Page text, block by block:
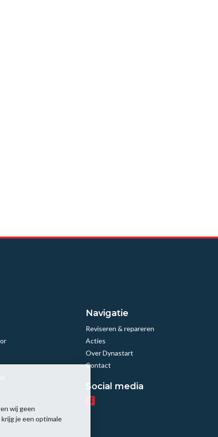
wij geen
je een optimale
Navigatie
Reviseren & repareren
Acties
Over Dynastart
Contact
Social media